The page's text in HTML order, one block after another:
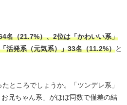
名（21.7%）、2位は「かわいい系」
活発系（元気系）」33名（11.2%）と
ところでしょうか。「ツンデレ系」
お兄ちゃん系」がほぼ同数で僅差の結